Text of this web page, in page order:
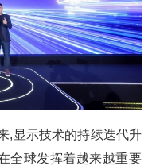
,显示技术的持续迭代升
全球发挥着越来越重要